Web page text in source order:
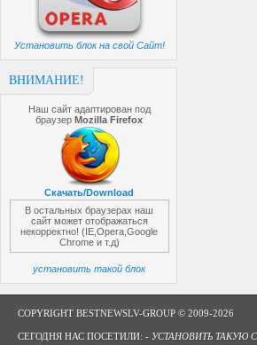
Установить блок на свой Сайт!
ВНИМАНИЕ!
Наш сайт адаптирован под
браузерMozilla Firefox
Скачать/Download
В остальных браузерах наш
сайт может отображаться
некорректно! (IE,Opera,Google
Chrome и т.д)
установить такой блок
COPYRIGHT BESTNEWSLV-GROUP © 2009-2026
СЕГОДНЯ НАС ПОСЕТИЛИ: - УСТАНОВИТЬ ТАКУЮ